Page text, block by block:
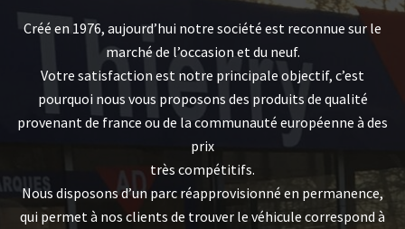
Créé en 1976, aujourd’hui notre société est reconnue sur le
marché de l’occasion et du neuf.
Votre satisfaction est notre principale objectif, c’est
pourquoi nous vous proposons des produits de qualité
provenant de france ou de la communauté européenne à des
prix
très compétitifs.
Nous disposons d’un parc réapprovisionné en permanence,
qui permet à nos clients de trouver le véhicule correspond à